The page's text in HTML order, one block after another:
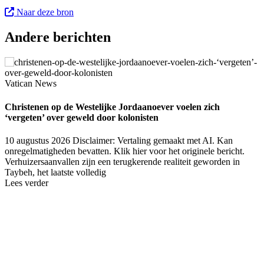
Naar deze bron
Andere berichten
Vatican News
Christenen op de Westelijke Jordaanoever voelen zich
‘vergeten’ over geweld door kolonisten
10 augustus 2026 Disclaimer: Vertaling gemaakt met AI. Kan
onregelmatigheden bevatten. Klik hier voor het originele bericht.
Verhuizersaanvallen zijn een terugkerende realiteit geworden in
Taybeh, het laatste volledig
Lees verder